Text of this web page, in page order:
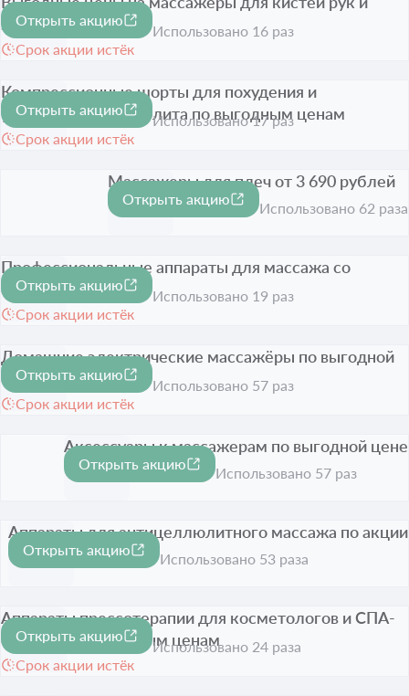
запястий
Срок акции истёк
Открыть акцию
Использовано 16 раз
Компрессионные шорты для похудения и
уменьшения целлюлита по выгодным ценам
Срок акции истёк
Открыть акцию
Использовано 17 раз
Массажеры для плеч от 3 690 рублей
Срок акции истёк
Открыть акцию
Использовано 62 раза
-38%
Профессиональные аппараты для массажа со
скидкой до 38%
Срок акции истёк
Открыть акцию
Использовано 19 раз
Домашние электрические массажёры по выгодной
стоимости
Срок акции истёк
Открыть акцию
Использовано 57 раз
Аксессуары к массажерам по выгодной цене
Срок акции истёк
Открыть акцию
Использовано 57 раз
Аппараты для антицеллюлитного массажа по акции
Срок акции истёк
Открыть акцию
Использовано 53 раза
Аппараты прессотерапии для косметологов и СПА-
салонов по выгодным ценам
Срок акции истёк
Открыть акцию
Использовано 24 раза